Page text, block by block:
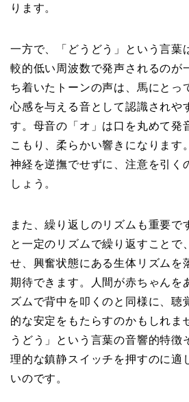
ります。
一方で、「どうどう」という言葉
較的低い周波数で発声されるのが
ち着いたトーンの声は、馬にとっ
心感を与える音として認識されや
す。母音の「オ」は口を丸めて発
こもり、柔らかい響きになります
神経を逆撫でせずに、注意を引く
しょう。
また、繰り返しのリズムも重要で
と一定のリズムで繰り返すことで
せ、興奮状態にある生体リズムを
期待できます。人間が赤ちゃんを
ズムで背中を叩くのと同様に、聴
的な安定をもたらすのかもしれま
うどう」という言葉の音響的特徴
理的な鎮静スイッチを押すのに適
いのです。